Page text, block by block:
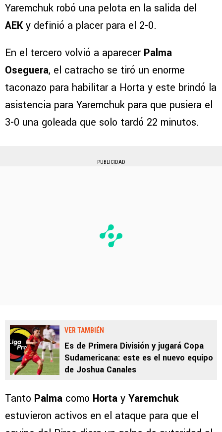
Yaremchuk robó una pelota en la salida del
AEKy definió a placer para el 2-0.
En el tercero volvió a aparecer Palma
Oseguera, el catracho se tiró un enorme
taconazo para habilitar a Horta y este brindó la
asistencia para Yaremchuk para que pusiera el
3-0 una goleada que solo tardó 22 minutos.
PUBLICIDAD
VER TAMBIÉN
Es de Primera División y jugará Copa
Sudamericana: este es el nuevo equipo
de Joshua Canales
Tanto Palma como Horta y Yaremchuk
estuvieron activos en el ataque para que el